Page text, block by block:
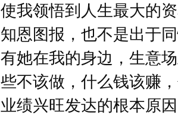
使我领悟到人生最大的
知恩图报，也不是出于
有她在我的身边，生意
些不该做，什么钱该赚
业绩兴旺发达的根本原